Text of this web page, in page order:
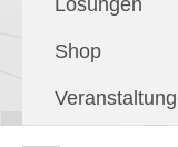
Lösungen
Shop